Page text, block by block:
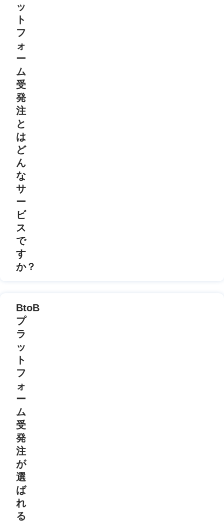
ッ
ト
フ
ォ
ー
ム
受
発
注
と
は
ど
ん
な
サ
ー
ビ
ス
で
す
か？
BtoB
プ
ラ
ッ
ト
フ
ォ
ー
ム
受
発
注
が
選
ば
れ
る